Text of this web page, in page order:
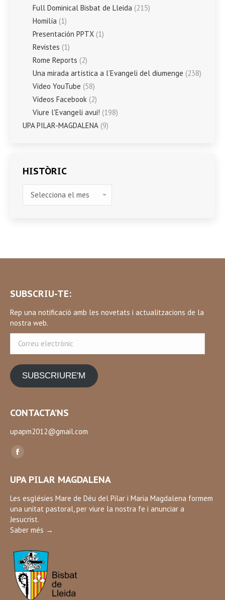
Full Dominical Bisbat de Lleida (215)
Homilía (1)
Presentación PPTX (1)
Revistes (1)
Rome Reports (2)
Una mirada artística a l’Evangeli del diumenge (238)
Vídeo YouTube (58)
Vídeos Facebook (2)
Viure l'Evangeli avui! (198)
UPA PILAR-MAGDALENA (9)
HISTÒRIC
SUBSCRIU-TE:
Rep una notificació amb les novetats i actualitzacions de la
nostra web.
electrònic
SUBSCRIURE'M
CONTACTA’NS
upapm2012@gmail.com
Find us on:
Facebook
opens
in
new
window
UPA PILAR MAGDALENA
Les esglésies Mare de Déu del Pilar i Maria Magdalena formem
una unitat pastoral, per viure la nostra fe i anunciar a
Jesucrist.
Saber més →